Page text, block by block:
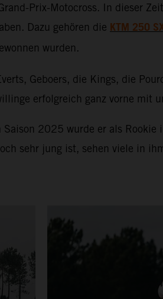
Prix-Motocross. In dieser
Dazu gehören die KTM 250
wurden.
Geboers, die Kings, die
erfolgreich ganz vorne mit
2025 wurde er als
sehr jung ist, sehen viele in